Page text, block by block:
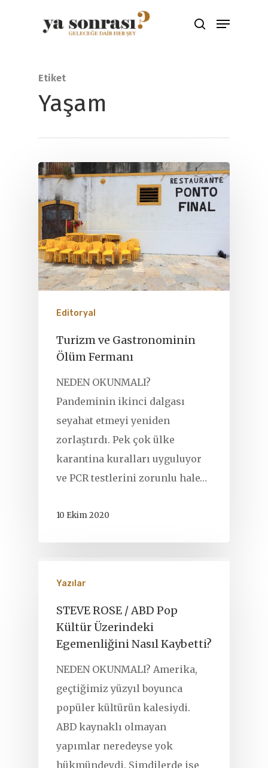
tuşuna basınız
Etiket
Yaşam
Editoryal
Turizm ve Gastronominin
Ölüm Fermanı
NEDEN OKUNMALI?
Pandeminin ikinci dalgası
seyahat etmeyi yeniden
zorlaştırdı. Pek çok ülke
karantina kuralları uyguluyor
ve PCR testlerini zorunlu hale…
10 Ekim 2020
Yazılar
STEVE ROSE / ABD Pop
Kültür Üzerindeki
Egemenliğini Nasıl Kaybetti?
NEDEN OKUNMALI? Amerika,
geçtiğimiz yüzyıl boyunca
popüler kültürün kalesiydi.
ABD kaynaklı olmayan
yapımlar neredeyse yok
hükmündeydi. Şimdilerde ise